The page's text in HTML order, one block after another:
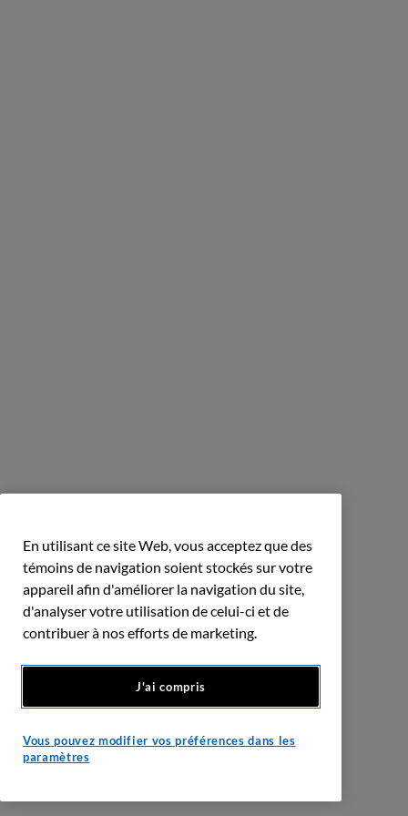
En utilisant ce site Web, vous acceptez que des
témoins de navigation soient stockés sur votre
appareil afin d'améliorer la navigation du site,
d'analyser votre utilisation de celui-ci et de
contribuer à nos efforts de marketing.
J'ai compris
Vous pouvez modifier vos préférences dans les
paramètres